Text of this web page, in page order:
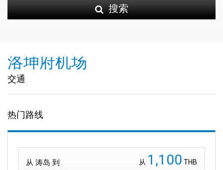
搜索
洛坤府机场
交通
热门路线
从 涛岛 到 从 1,100 THB